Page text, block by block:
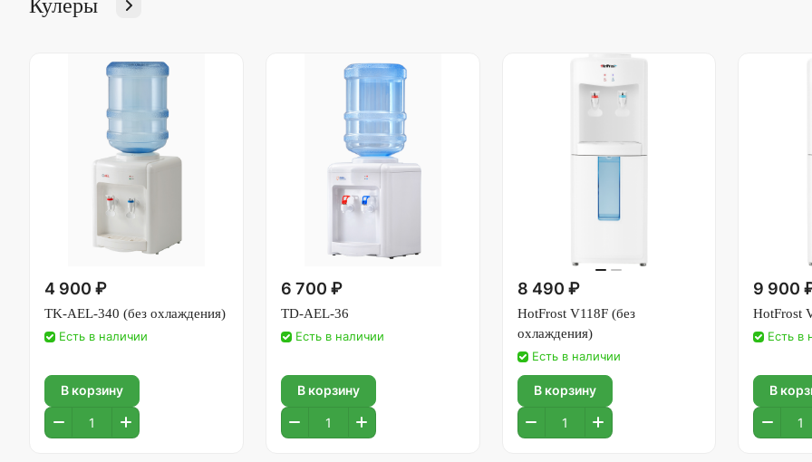
Кулеры
4 900 ₽
TK-AEL-340 (без охлаждения)
Есть в наличии
В корзину
6 700 ₽
TD-AEL-36
Есть в наличии
В корзину
8 490 ₽
HotFrost V118F (без
охлаждения)
Есть в наличии
В корзину
9 900
HotFrost
Есть в
В